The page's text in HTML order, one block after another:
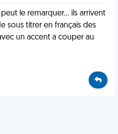
le remarquer... ils arrivent
sous titrer en français des
un accent a couper au